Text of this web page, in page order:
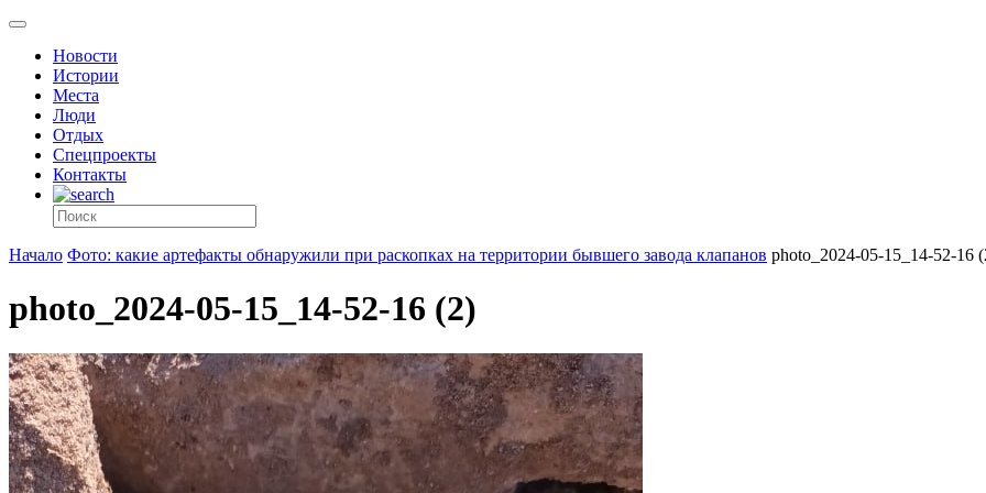
Новости
Истории
Места
Люди
Отдых
Спецпроекты
Контакты
Начало Фото: какие артефакты обнаружили при раскопках на территории бывшего завода клапанов photo_2024-05-15_14-52-16
photo_2024-05-15_14-52-16 (2)